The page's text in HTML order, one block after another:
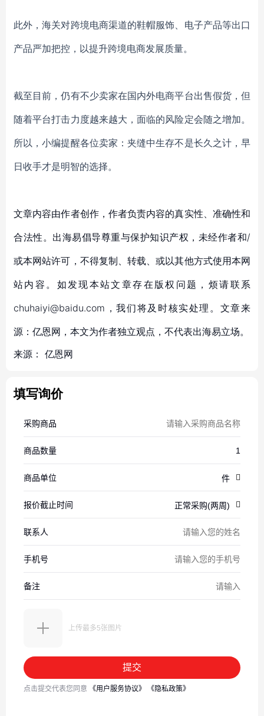
此外，海关对跨境电商渠道的鞋帽服饰、电子产品等出口
产品严加把控，以提升跨境电商发展质量。
截至目前，仍有不少卖家在国内外电商平台出售假货，但
随着平台打击力度越来越大，面临的风险定会随之增加。
所以，小编提醒各位卖家：夹缝中生存不是长久之计，早
日收手才是明智的选择。
文章内容由作者创作，作者负责内容的真实性、准确性和
合法性。出海易倡导尊重与保护知识产权，未经作者和/
或本网站许可，不得复制、转载、或以其他方式使用本网
站内容。如发现本站文章存在版权问题，烦请联系
chuhaiyi@baidu.com，我们将及时核实处理。文章来
源：亿恩网，本文为作者独立观点，不代表出海易立场。
来源： 亿恩网
填写询价